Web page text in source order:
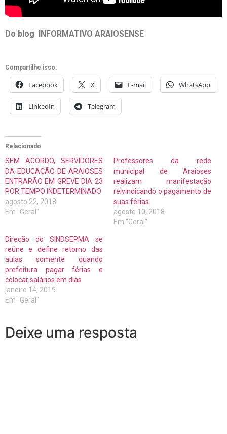
Do blog INFORMATIVO ARAIOSENSE
Compartilhe isso:
Facebook X E-mail WhatsApp
LinkedIn Telegram
Relacionado
SEM ACORDO, SERVIDORES
DA EDUCAÇÃO DE ARAIOSES
ENTRARÃO EM GREVE DIA 23
POR TEMPO INDETERMINADO
agosto 22, 2018
Em "Geral"
Professores da rede
municipal de Araioses
realizam manifestação
reivindicando o pagamento de
suas férias
agosto 10, 2018
Em "Geral"
Direção do SINDSEPMA se
reúne e define retorno das
aulas somente quando
prefeitura pagar férias e
colocar salários em dias
janeiro 14, 2019
Em "Geral"
Deixe uma resposta